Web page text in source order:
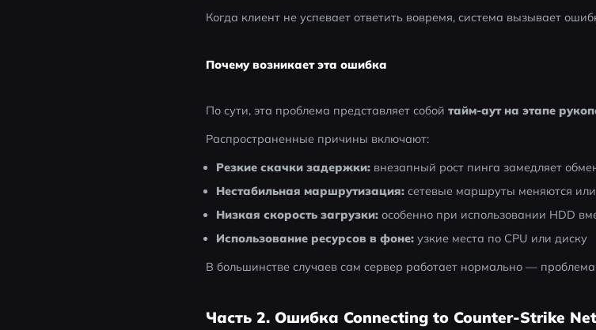
Когда клиент не успевает ответить вовремя, система вызывает
Почему возникает эта ошибка
По сути, эта проблема представляет собой тайм-аут на этапе
Распространенные причины включают:
Резкие скачки задержки: внезапный рост пинга замедляет
Нестабильная маршрутизация: сетевые маршруты меняются
Низкая скорость загрузки: особенно при использовании HDD
Использование ресурсов в фоне: узкие места по CPU или диску
В большинстве случаев сам сервер работает нормально —
Часть 2. Ошибка Connecting to Counter-Strike